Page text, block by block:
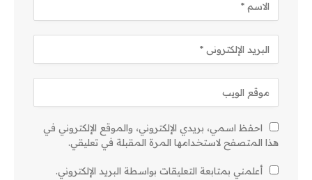
احفظ اسمي، بريدي الإلكتروني، والموقع الإلكتروني في
هذا المتصفح لاستخدامها المرة المقبلة في تعليقي.
أعلمني بمتابعة التعليقات بواسطة البريد الإلكتروني.